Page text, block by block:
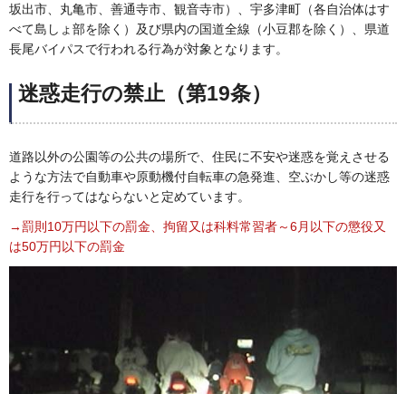
坂出市、丸亀市、善通寺市、観音寺市）、宇多津町（各自治体はす
べて島しょ部を除く）及び県内の国道全線（小豆郡を除く）、県道
長尾バイパスで行われる行為が対象となります。
迷惑走行の禁止（第19条）
道路以外の公園等の公共の場所で、住民に不安や迷惑を覚えさせる
ような方法で自動車や原動機付自転車の急発進、空ぶかし等の迷惑
走行を行ってはならないと定めています。
→罰則10万円以下の罰金、拘留又は科料常習者～6月以下の懲役又
は50万円以下の罰金